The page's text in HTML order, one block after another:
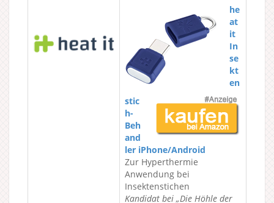
he
at
it
In
se
kt
en
stic
h-
Beh
and
ler iPhone/Android
Zur Hyperthermie
Anwendung bei
Insektenstichen
Kandidat bei „Die Höhle der